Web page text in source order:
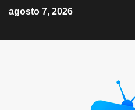
agosto 7, 2026